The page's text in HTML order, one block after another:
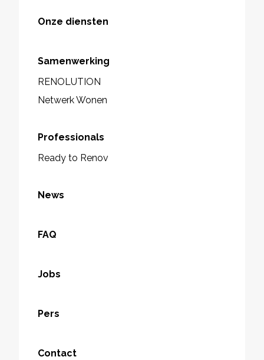
Onze diensten
Samenwerking
RENOLUTION
Netwerk Wonen
Professionals
Ready to Renov
News
FAQ
Jobs
Pers
Contact